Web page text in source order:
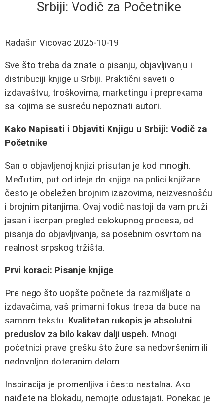
Srbiji: Vodič za Početnike
Radašin Vicovac 2025-10-19
Sve što treba da znate o pisanju, objavljivanju i
distribuciji knjige u Srbiji. Praktični saveti o
izdavaštvu, troškovima, marketingu i preprekama
sa kojima se susreću nepoznati autori.
Kako Napisati i Objaviti Knjigu u Srbiji: Vodič za
Početnike
San o objavljenoj knjizi prisutan je kod mnogih.
Međutim, put od ideje do knjige na polici knjižare
često je obeležen brojnim izazovima, neizvesnošću
i brojnim pitanjima. Ovaj vodič nastoji da vam pruži
jasan i iscrpan pregled celokupnog procesa, od
pisanja do objavljivanja, sa posebnim osvrtom na
realnost srpskog tržišta.
Prvi koraci: Pisanje knjige
Pre nego što uopšte počnete da razmišljate o
izdavačima, vaš primarni fokus treba da bude na
samom tekstu. Kvalitetan rukopis je absolutni
preduslov za bilo kakav dalji uspeh. Mnogi
početnici prave grešku što žure sa nedovršenim ili
nedovoljno doteranim delom.
Inspiracija je promenljiva i često nestalna. Ako
naiđete na blokadu, nemojte odustajati. Ponekad je